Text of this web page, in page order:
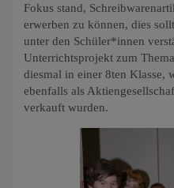
Fokus stand,
erwerben zu können, dies
unter den Schüler*innen
Unterrichtsprojekt zum
diesmal in einer 8ten Klasse,
ebenfalls als
verkauft wurden.